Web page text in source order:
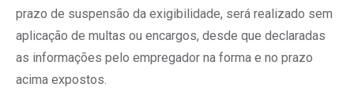
prazo de suspensão da exigibilidade, será realizado sem
aplicação de multas ou encargos, desde que declaradas
as informações pelo empregador na forma e no prazo
acima expostos.